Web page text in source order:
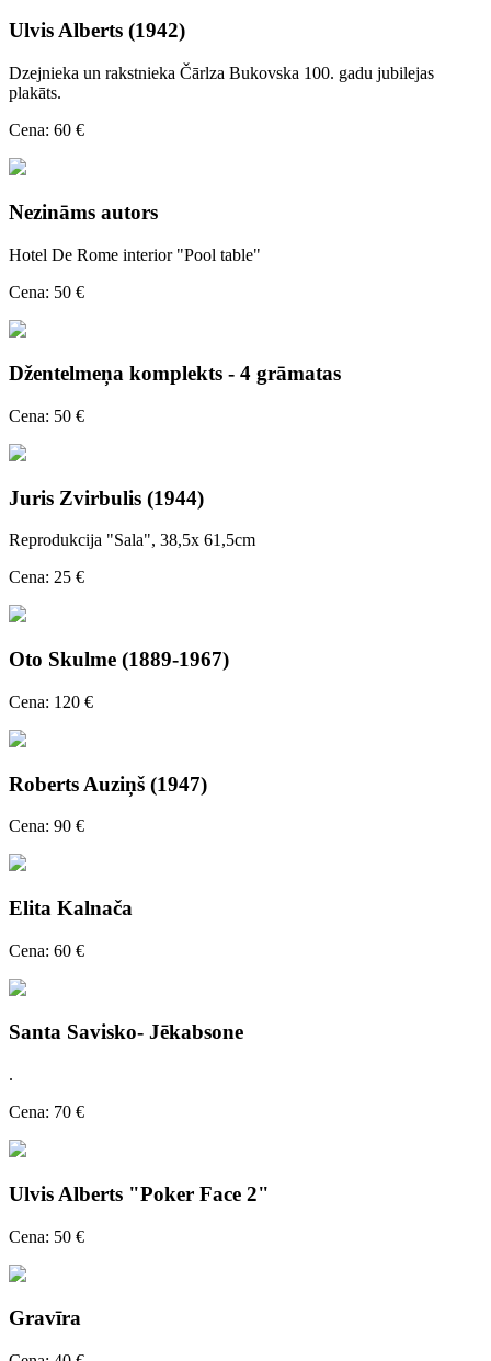
Ulvis Alberts (1942)
Dzejnieka un rakstnieka Čārlza Bukovska 100. gadu jubilejas
plakāts.
Cena: 60 €
Nezināms autors
Hotel De Rome interior "Pool table"
Cena: 50 €
Džentelmeņa komplekts - 4 grāmatas
Cena: 50 €
Juris Zvirbulis (1944)
Reprodukcija "Sala", 38,5x 61,5cm
Cena: 25 €
Oto Skulme (1889-1967)
Cena: 120 €
Roberts Auziņš (1947)
Cena: 90 €
Elita Kalnača
Cena: 60 €
Santa Savisko- Jēkabsone
.
Cena: 70 €
Ulvis Alberts "Poker Face 2"
Cena: 50 €
Gravīra